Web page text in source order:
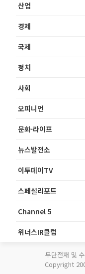
산업
경제
국제
정치
사회
오피니언
문화·라이프
뉴스발전소
이투데이TV
스페셜리포트
Channel 5
위너스IR클럽
무단전재 및
Copyright